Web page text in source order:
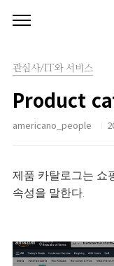
관심사/IT와 서비스
Product
americano_people
제품 카탈로그는 쇼
속성을 말한다.